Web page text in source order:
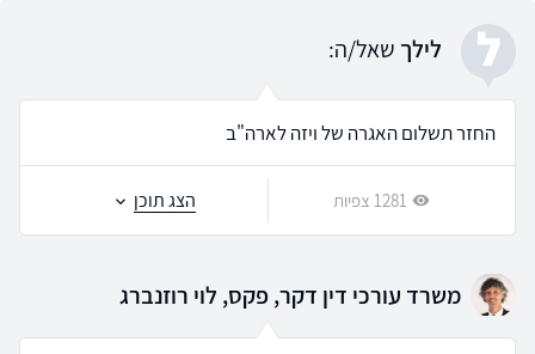
ל לילך שאל/ה:
החזר תשלום האגרה של ויזה לארה"ב
1281 צפיות הצג תוכן
משרד עורכי דין דקר, פקס, לוי רוזנברג